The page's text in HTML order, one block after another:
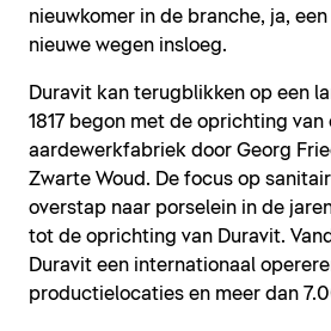
nieuwkomer in de branche, ja,
nieuwe wegen insloeg.
Duravit kan terugblikken op een
1817 begon met de oprichting van
aardewerkfabriek door Georg
Zwarte Woud. De focus op
overstap naar porselein in de
tot de oprichting van Duravit.
Duravit een internationaal
productielocaties en meer dan